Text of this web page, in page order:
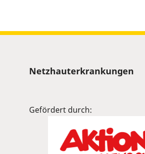
Sitemap
Netzhauterkrankungen
Gefördert durch: